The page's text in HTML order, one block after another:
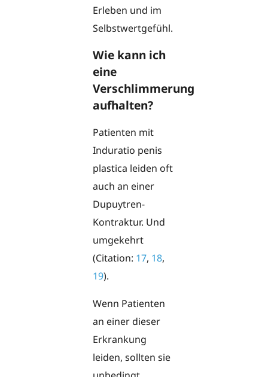
Erleben und im
Selbstwertgefühl.
Wie kann ich
eine
Verschlimmerung
aufhalten?
Patienten mit
Induratio penis
plastica leiden oft
auch an einer
Dupuytren-
Kontraktur. Und
umgekehrt
(Citation: 17, 18,
19).
Wenn Patienten
an einer dieser
Erkrankung
leiden, sollten sie